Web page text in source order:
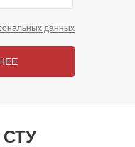
данных
СТУ